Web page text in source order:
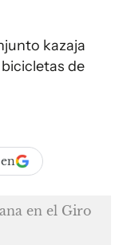
kazaja
de
en el Giro